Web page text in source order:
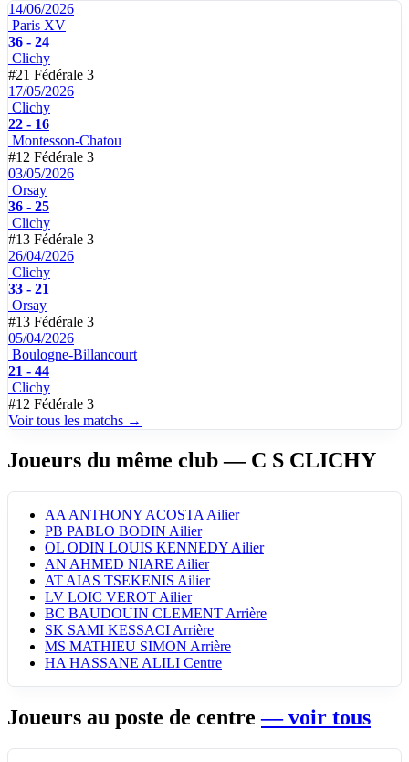
14/06/2026
Paris XV
36 - 24
Clichy
#21 Fédérale 3
17/05/2026
Clichy
22 - 16
Montesson-Chatou
#12 Fédérale 3
03/05/2026
Orsay
36 - 25
Clichy
#13 Fédérale 3
26/04/2026
Clichy
33 - 21
Orsay
#13 Fédérale 3
05/04/2026
Boulogne-Billancourt
21 - 44
Clichy
#12 Fédérale 3
Voir tous les matchs →
Joueurs du même club— C S CLICHY
AA ANTHONY ACOSTA Ailier
PB PABLO BODIN Ailier
OL ODIN LOUIS KENNEDY Ailier
AN AHMED NIARE Ailier
AT AIAS TSEKENIS Ailier
LV LOIC VEROT Ailier
BC BAUDOUIN CLEMENT Arrière
SK SAMI KESSACI Arrière
MS MATHIEU SIMON Arrière
HA HASSANE ALILI Centre
Joueurs au poste de centre— voir tous